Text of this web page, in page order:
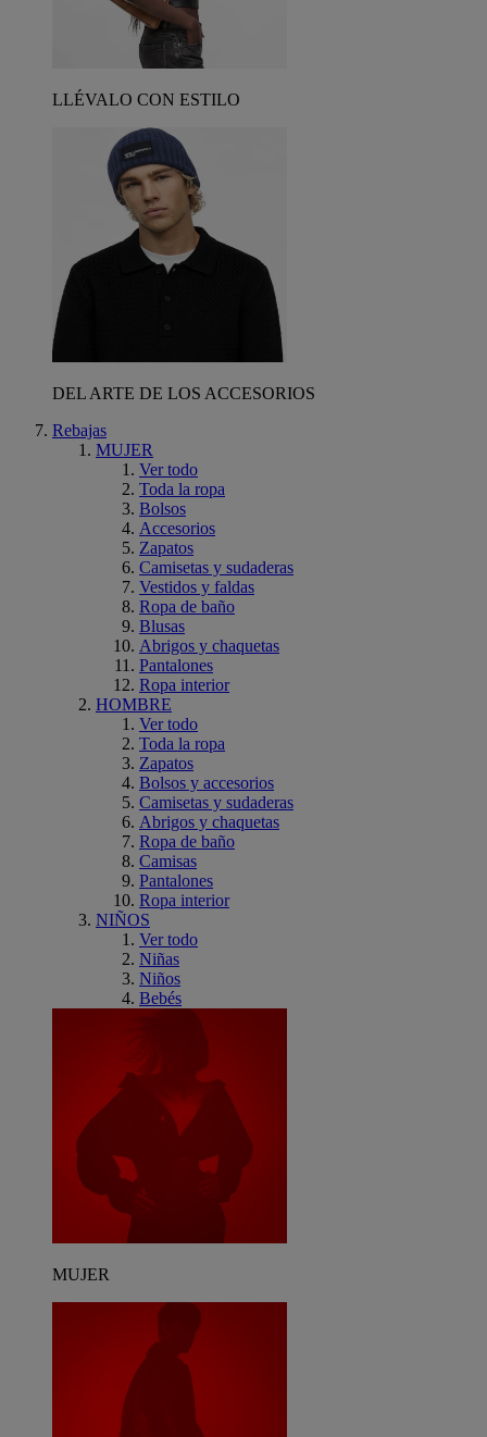
LLÉVALO CON ESTILO
DEL ARTE DE LOS ACCESORIOS
Rebajas
MUJER
Ver todo
Toda la ropa
Bolsos
Accesorios
Zapatos
Camisetas y sudaderas
Vestidos y faldas
Ropa de baño
Blusas
Abrigos y chaquetas
Pantalones
Ropa interior
HOMBRE
Ver todo
Toda la ropa
Zapatos
Bolsos y accesorios
Camisetas y sudaderas
Abrigos y chaquetas
Ropa de baño
Camisas
Pantalones
Ropa interior
NIÑOS
Ver todo
Niñas
Niños
Bebés
MUJER